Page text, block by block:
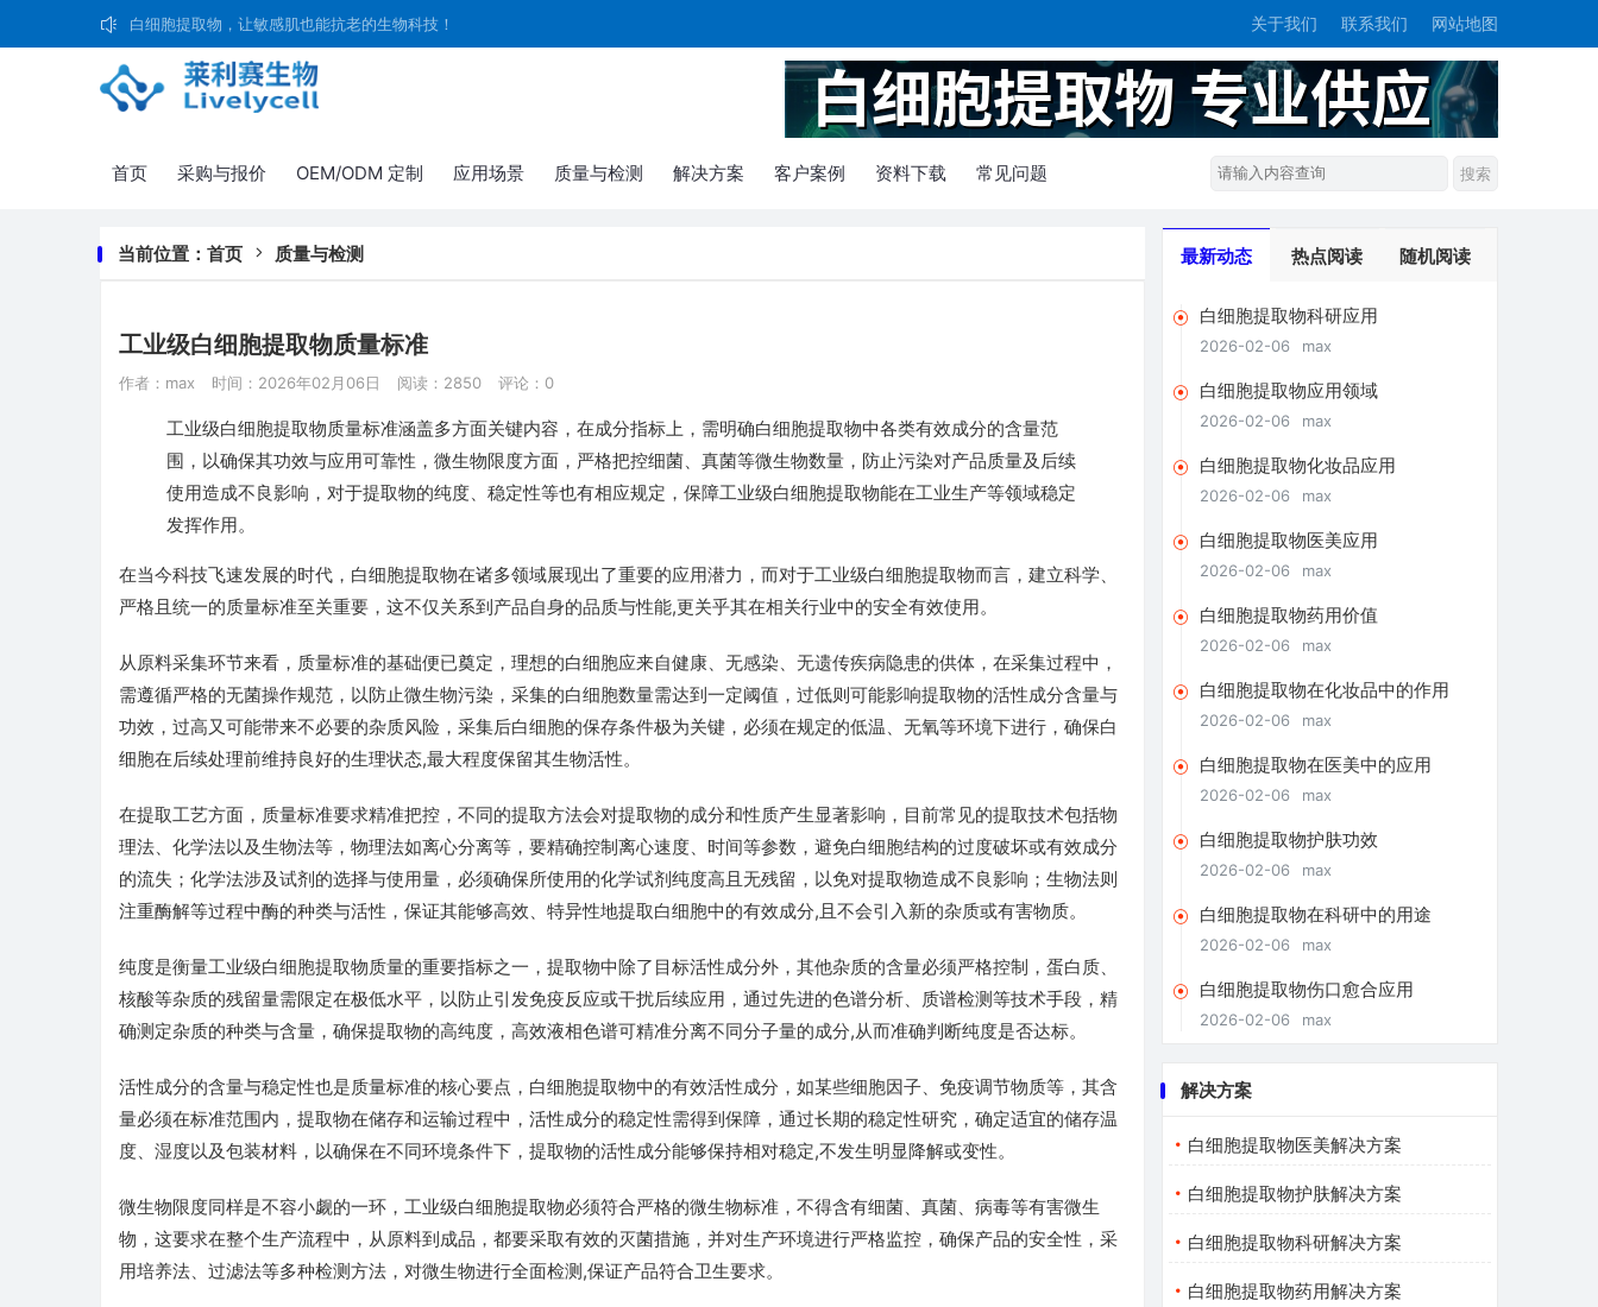
白细胞提取物，让敏感肌也能抗老的生物科技！ 关于我们 联系我们 网站地图
首页 采购与报价 OEM/ODM 定制 应用场景 质量与检测 解决方案 客户案例 资料下载 常见问题
当前位置： 首页 质量与检测
工业级白细胞提取物质量标准
作者：max 时间：2026年02月06日 阅读：2850 评论：0
工业级白细胞提取物质量标准涵盖多方面关键内容，在成分指标上，需明确白细胞提取物中各类有效成分的含量范
围，以确保其功效与应用可靠性，微生物限度方面，严格把控细菌、真菌等微生物数量，防止污染对产品质量及后续
使用造成不良影响，对于提取物的纯度、稳定性等也有相应规定，保障工业级白细胞提取物能在工业生产等领域稳定
发挥作用。
在当今科技飞速发展的时代，白细胞提取物在诸多领域展现出了重要的应用潜力，而对于工业级白细胞提取物而言，建立科学、
严格且统一的质量标准至关重要，这不仅关系到产品自身的品质与性能,更关乎其在相关行业中的安全有效使用。
从原料采集环节来看，质量标准的基础便已奠定，理想的白细胞应来自健康、无感染、无遗传疾病隐患的供体，在采集过程中，
需遵循严格的无菌操作规范，以防止微生物污染，采集的白细胞数量需达到一定阈值，过低则可能影响提取物的活性成分含量与
功效，过高又可能带来不必要的杂质风险，采集后白细胞的保存条件极为关键，必须在规定的低温、无氧等环境下进行，确保白
细胞在后续处理前维持良好的生理状态,最大程度保留其生物活性。
在提取工艺方面，质量标准要求精准把控，不同的提取方法会对提取物的成分和性质产生显著影响，目前常见的提取技术包括物
理法、化学法以及生物法等，物理法如离心分离等，要精确控制离心速度、时间等参数，避免白细胞结构的过度破坏或有效成分
的流失；化学法涉及试剂的选择与使用量，必须确保所使用的化学试剂纯度高且无残留，以免对提取物造成不良影响；生物法则
注重酶解等过程中酶的种类与活性，保证其能够高效、特异性地提取白细胞中的有效成分,且不会引入新的杂质或有害物质。
纯度是衡量工业级白细胞提取物质量的重要指标之一，提取物中除了目标活性成分外，其他杂质的含量必须严格控制，蛋白质、
核酸等杂质的残留量需限定在极低水平，以防止引发免疫反应或干扰后续应用，通过先进的色谱分析、质谱检测等技术手段，精
确测定杂质的种类与含量，确保提取物的高纯度，高效液相色谱可精准分离不同分子量的成分,从而准确判断纯度是否达标。
活性成分的含量与稳定性也是质量标准的核心要点，白细胞提取物中的有效活性成分，如某些细胞因子、免疫调节物质等，其含
量必须在标准范围内，提取物在储存和运输过程中，活性成分的稳定性需得到保障，通过长期的稳定性研究，确定适宜的储存温
度、湿度以及包装材料，以确保在不同环境条件下，提取物的活性成分能够保持相对稳定,不发生明显降解或变性。
微生物限度同样是不容小觑的一环，工业级白细胞提取物必须符合严格的微生物标准，不得含有细菌、真菌、病毒等有害微生
物，这要求在整个生产流程中，从原料到成品，都要采取有效的灭菌措施，并对生产环境进行严格监控，确保产品的安全性，采
用培养法、过滤法等多种检测方法，对微生物进行全面检测,保证产品符合卫生要求。
最新动态 热点阅读 随机阅读
白细胞提取物科研应用
2026-02-06 max
白细胞提取物应用领域
2026-02-06 max
白细胞提取物化妆品应用
2026-02-06 max
白细胞提取物医美应用
2026-02-06 max
白细胞提取物药用价值
2026-02-06 max
白细胞提取物在化妆品中的作用
2026-02-06 max
白细胞提取物在医美中的应用
2026-02-06 max
白细胞提取物护肤功效
2026-02-06 max
白细胞提取物在科研中的用途
2026-02-06 max
白细胞提取物伤口愈合应用
2026-02-06 max
解决方案
白细胞提取物医美解决方案
白细胞提取物护肤解决方案
白细胞提取物科研解决方案
白细胞提取物药用解决方案